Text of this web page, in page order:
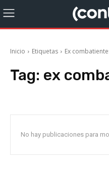
Inicio Etiquetas Ex
Tag: ex
No hay publicaciones para